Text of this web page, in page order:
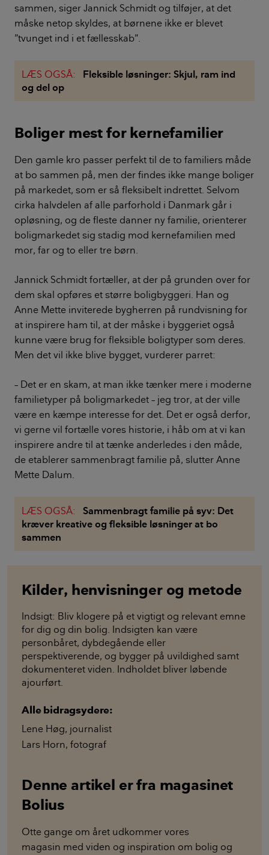
sammen, siger Jannick Schmidt og tilføjer, at det
måske netop skyldes, at børnene ikke er blevet
”tvunget ind i et fællesskab”.
LÆS OGSÅ:
Fleksible løsninger: Skjul, ram ind
og del op
Boliger mest for kernefamilier
Den gamle kro passer perfekt til de to familiers måde
at bo sammen på, men der findes ikke mange boliger
på markedet, som er så fleksibelt indrettet. Selvom
cirka halvdelen af alle parforhold i Danmark går i
opløsning, og de fleste danner ny familie, orienterer
boligmarkedet sig stadig mod kernefamilien med
mor, far og to eller tre børn.
Jannick Schmidt fortæller, at der på grunden over for
dem skal opføres et større boligbyggeri. Han og
Anne Mette inviterede bygherren på rundvisning for
at inspirere ham til, at der måske i byggeriet også
kunne være brug for fleksible boligtyper som deres.
Men det vil ikke blive bygget, vurderer parret:
– Det er en skam, at man ikke tænker mere i moderne
familietyper på boligmarkedet – jeg tror, at der ville
være en kæmpe interesse for det. Det er også derfor,
vi gerne vil fortælle vores historie, i håb om at vi kan
inspirere andre til at tænke anderledes i den måde,
de etablerer sammenbragt familie på, slutter Anne
Mette Dalum.
LÆS OGSÅ:
Sammenbragt familie på syv: Det
kræver kreative og fleksible løsninger at bo
sammen
Kilder, henvisninger og metode
Indsigt: Bliv klogere på et vigtigt og relevant emne
for dig og din bolig. Indsigten kan være
personbåret, dybdegående eller
perspektiverende, og bygger på uvildighed samt
dokumenteret viden. Indholdet bliver løbende
ajourført.
Alle bidragsydere:
Lene Høg, journalist
Lars Horn, fotograf
Denne artikel er fra magasinet
Bolius
Otte gange om året udkommer vores
magasin med viden og inspiration om bolig og